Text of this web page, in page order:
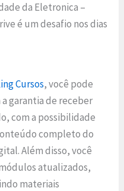
da Eletronica –
é um desafio nos dias
Cursos, você pode
garantia de receber
com a possibilidade
completo do
Além disso, você
atualizados,
materiais